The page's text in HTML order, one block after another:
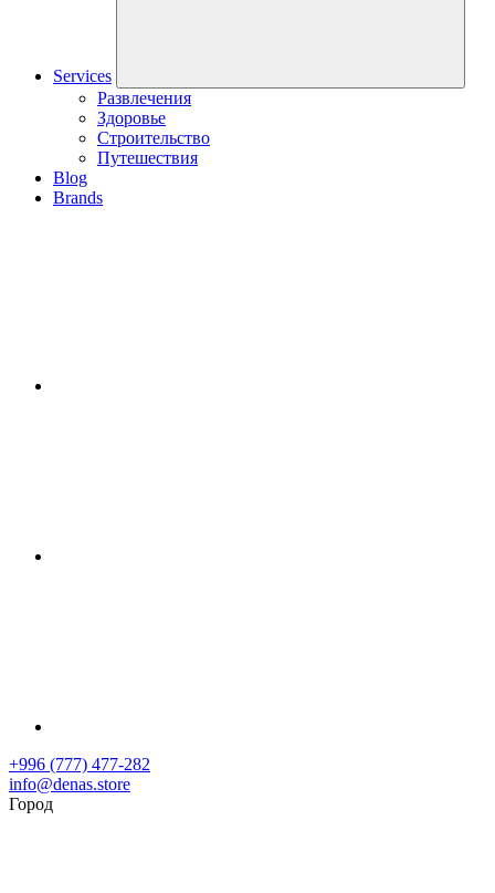
Services
Развлечения
Здоровье
Строительство
Путешествия
Blog
Brands
+996 (777) 477-282
info@denas.store
Город